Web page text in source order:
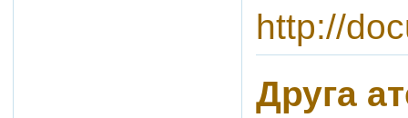
http://
Друга